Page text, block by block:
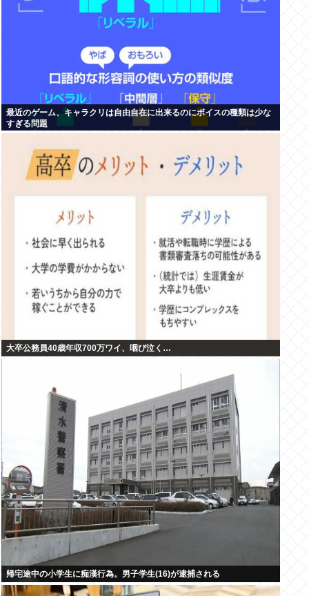
最近のゲーム、キャラクリは自由自在に出来るのにボイスの種類は少な
すぎる問題
大卒公務員40歳年収700万ワイ、咽び泣く…
帰宅途中の小学生に痴漢行為。男子学生(16)が逮捕される